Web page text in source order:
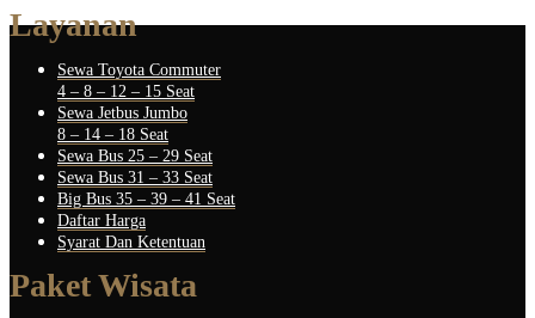
Layanan
Sewa Toyota Commuter
4 – 8 – 12 – 15 Seat
Sewa Jetbus Jumbo
8 – 14 – 18 Seat
Sewa Bus 25 – 29 Seat
Sewa Bus 31 – 33 Seat
Big Bus 35 – 39 – 41 Seat
Daftar Harga
Syarat Dan Ketentuan
Paket Wisata